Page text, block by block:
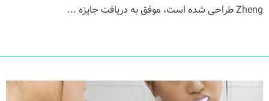
Zheng طراحی شده است، موفق به دریافت جایزه ...